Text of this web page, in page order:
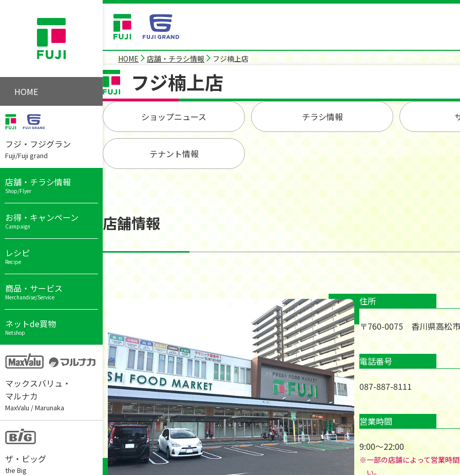
HOME
フジ・フジグラン
Fuji/Fuji grand
店舗・チラシ情報
Shop/Flyer
お得・キャンペーン
Campaign
レシピ
Recipe
商品・サービス
Merchandise/Service
ネットde買物
Netshop
マックスバリュ・
マルナカ
MaxValu / Marunaka
ザ・ビッグ
the Big
HOME 店舗・チラシ情報 フジ楠上店
フジ楠上店
ショップニュース チラシ情報
テナント情報
店舗情報
住所
〒760-0075 香川県高松
電話番号
087-887-8111
営業時間
9:00～22:00
※一部の店舗によって営業時
い。